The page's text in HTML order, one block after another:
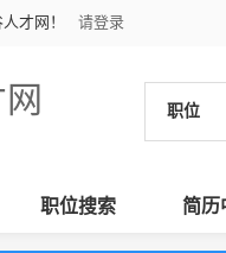
才网！ 请登录
职位
职位搜索 简历